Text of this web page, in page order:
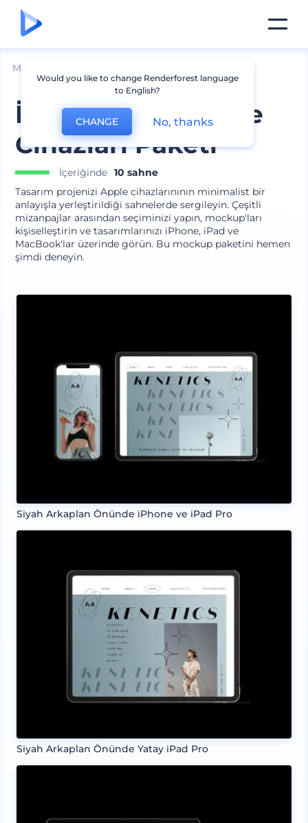
Mockuplar
İzole Edilmiş Apple
Cihazları Paketi
İçeriğinde 10 sahne
Tasarım projenizi Apple cihazlarınının minimalist bir
anlayışla yerleştirildiği sahnelerde sergileyin. Çeşitli
mizanpajlar arasından seçiminizi yapın, mockup'ları
kişiselleştirin ve tasarımlarınızı iPhone, iPad ve
MacBook'lar üzerinde görün. Bu mockup paketini hemen
şimdi deneyin.
Siyah Arkaplan Önünde iPhone ve iPad Pro
Siyah Arkaplan Önünde Yatay iPad Pro
Would you like to change Renderforest language
to English?
CHANGE No, thanks